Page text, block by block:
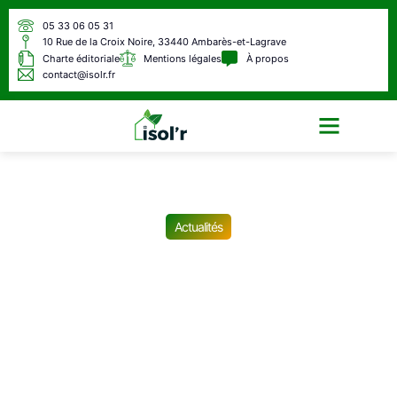
05 33 06 05 31
10 Rue de la Croix Noire, 33440 Ambarès-et-Lagrave
Charte éditoriale
Mentions légales
À propos
contact@isolr.fr
Actualités